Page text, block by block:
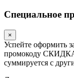
Специальное
×
Успейте оформить
промокоду
суммируется с